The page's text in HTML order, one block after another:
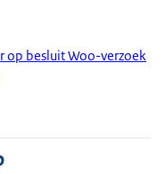
op besluit Woo-verzoek